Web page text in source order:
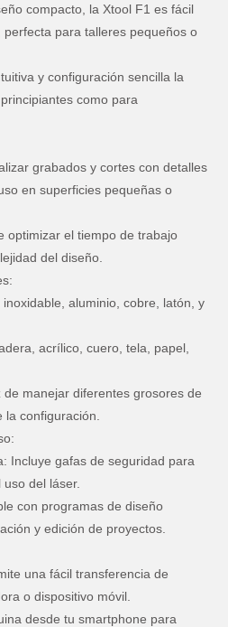
compacto, la Xtool F1 es fácil
para talleres pequeños o
y configuración sencilla la
como para
grabados y cortes con detalles
en superficies pequeñas o
optimizar el tiempo de trabajo
del diseño.
aluminio, cobre, latón, y
acrílico, cuero, tela, papel,
de manejar diferentes grosores de
configuración.
Incluye gafas de seguridad para
del láser.
con programas de diseño
y edición de proyectos.
una fácil transferencia de
o dispositivo móvil.
desde tu smartphone para